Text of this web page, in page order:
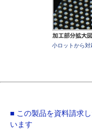
小ロットから対
■ この製品を資料請求
います